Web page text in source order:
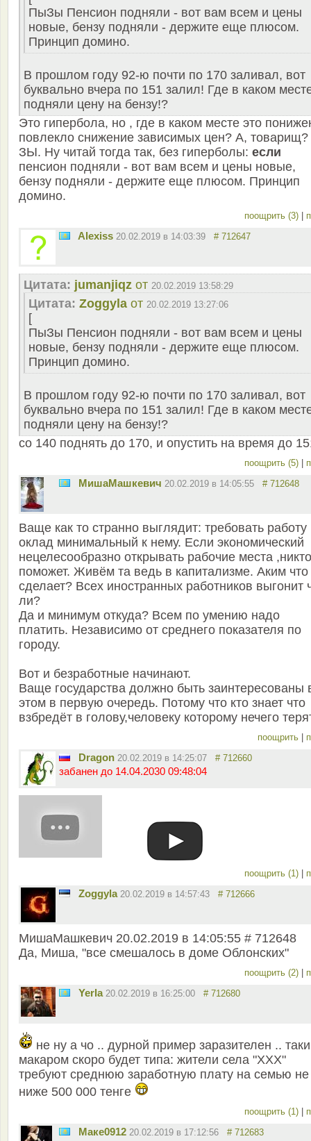
ПыЗы Пенсион подняли - вот вам всем и цены
новые, бензу подняли - держите еще плюсом.
Принцип домино.
В прошлом году 92-ю почти по 170 заливал, вот
буквально вчера по 151 залил! Где в каком
подняли цену на бензу!?
Это гипербола, но , где в каком месте это
повлекло снижение зависимых цен? А, товарищ?
ЗЫ. Ну читай тогда так, без гиперболы: если
пенсион подняли - вот вам всем и цены новые,
бензу подняли - держите еще плюсом. Принцип
домино.
поощрить (3)
Alexiss 20.02.2019 в 14:03:39 # 712647
Цитата: jumanjiqz от 20.02.2019 13:58:29
Цитата: Zoggyla от 20.02.2019 13:27:06
[
ПыЗы Пенсион подняли - вот вам всем и цены
новые, бензу подняли - держите еще плюсом.
Принцип домино.
В прошлом году 92-ю почти по 170 заливал, вот
буквально вчера по 151 залил! Где в каком
подняли цену на бензу!?
со 140 поднять до 170, и опустить на время до
поощрить (5)
MишаМашкевич 20.02.2019 в 14:05:55 # 712648
Ваще как то странно выглядит: требовать работу
оклад минимальный к нему. Если экономический
нецелесообразно открывать рабочие места
поможет. Живём та ведь в капитализме. Аким что
сделает? Всех иностранных работников выгонит
ли?
Да и минимум откуда? Всем по умению надо
платить. Независимо от среднего показателя по
городу.
Вот и безработные начинают.
Ваще государства должно быть заинтересованы
этом в первую очередь. Потому что кто знает что
взбредёт в голову,человеку которому нечего
поощрить
Dragon 20.02.2019 в 14:25:07 # 712660
забанен до 14.04.2030 09:48:04
поощрить (1)
Zoggyla 20.02.2019 в 14:57:43 # 712666
MишаМашкевич 20.02.2019 в 14:05:55 # 712648
Да, Миша, "все смешалось в доме Облонских"
поощрить (2)
Yerla 20.02.2019 в 16:25:00 # 712680
не ну а чо .. дурной пример заразителен ..
макаром скоро будет типа: жители села "ХХХ"
требуют среднюю заработную плату на семью не
ниже 500 000 тенге
поощрить (1)
Маке0912 20.02.2019 в 17:12:56 # 712683